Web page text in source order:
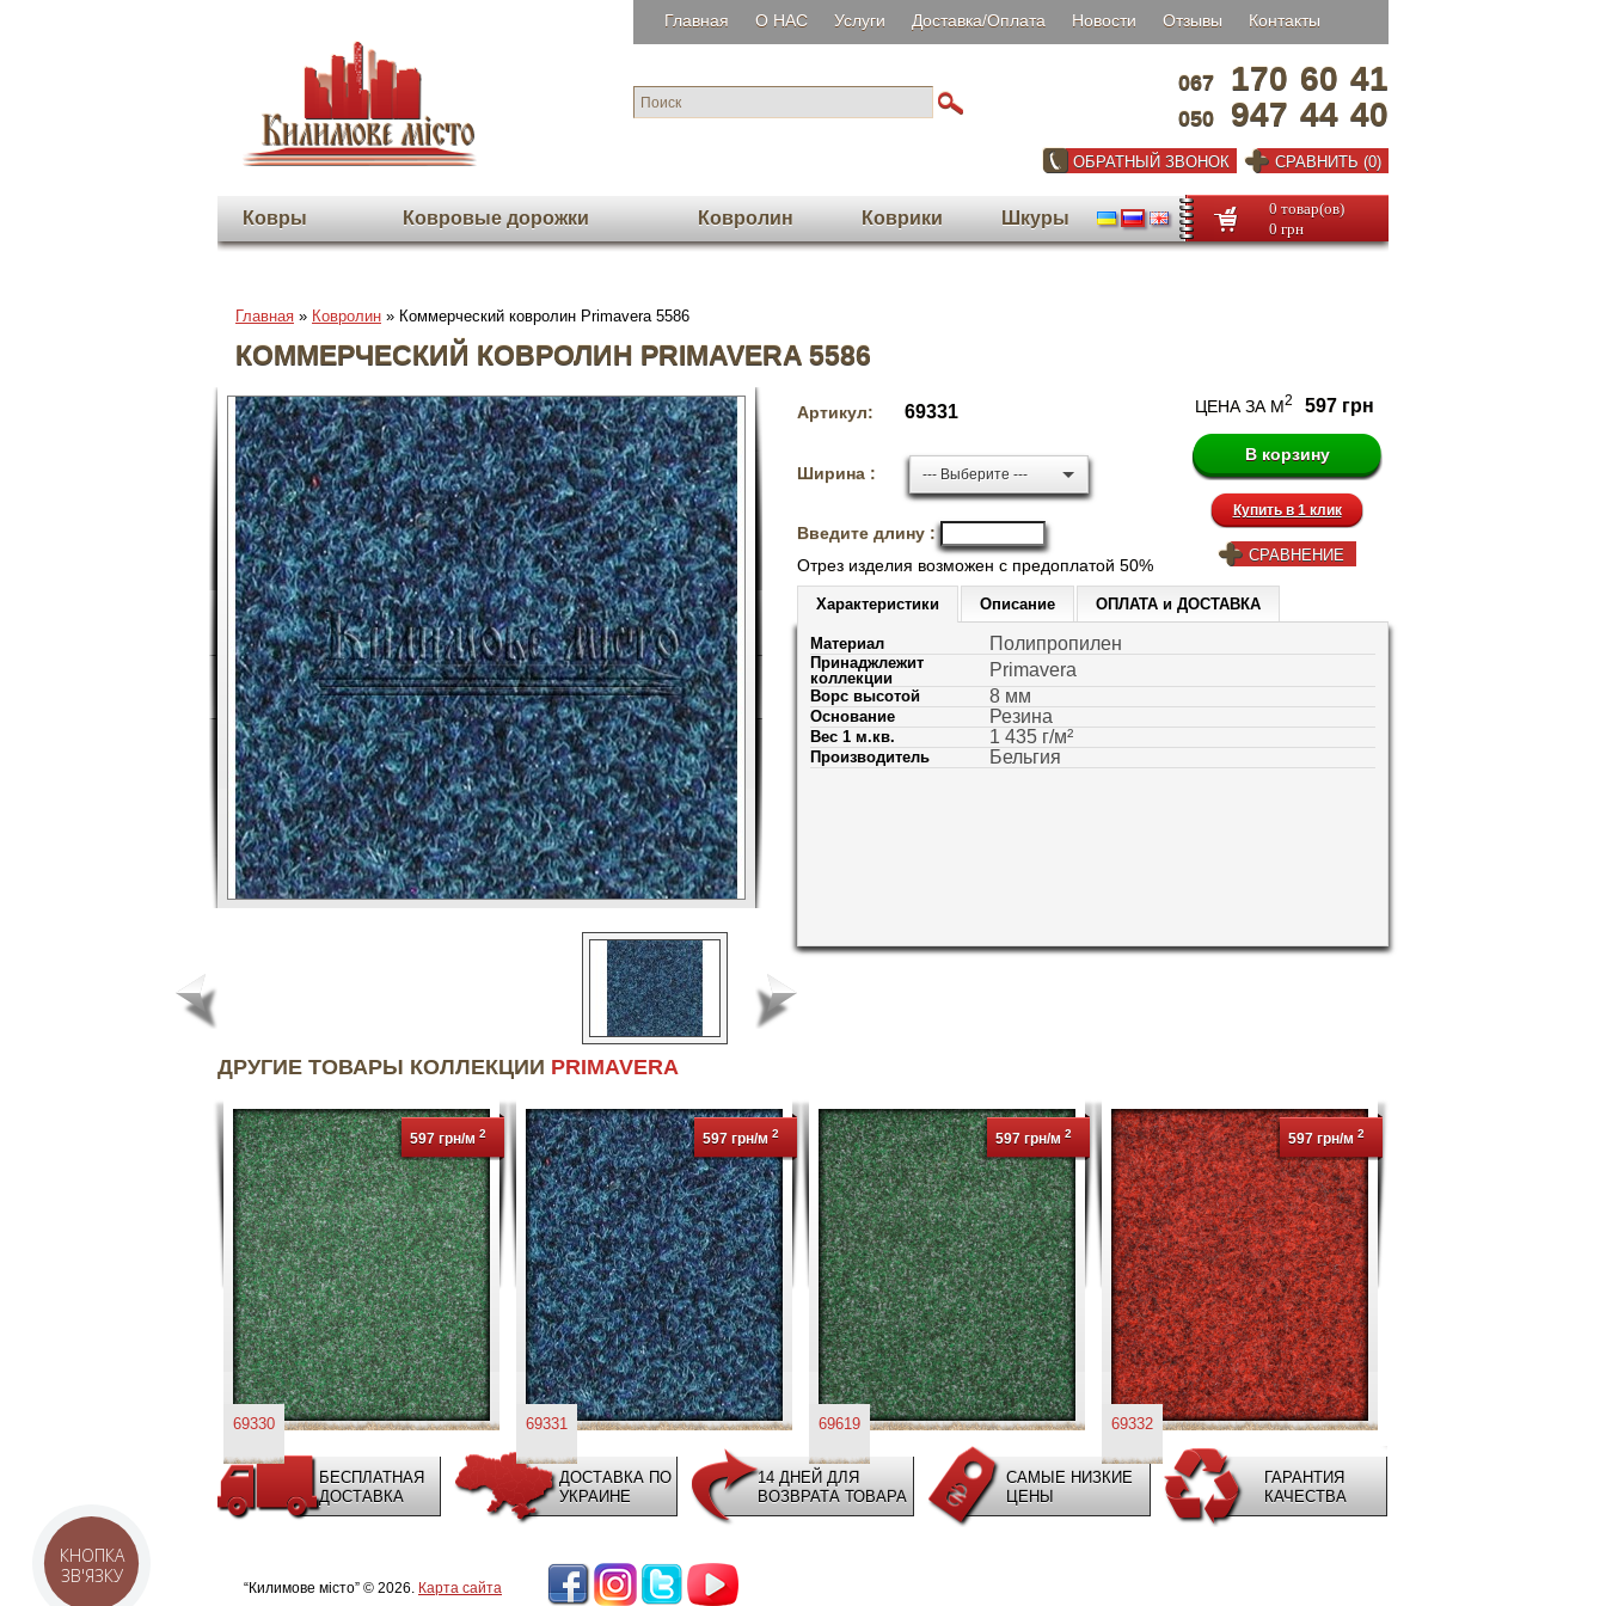
Главная О НАС Услуги Доставка/Оплата Новости Отзывы Контакты
067 170 60 41
050 947 44 40
ОБРАТНЫЙ ЗВОНОК СРАВНИТЬ (0)
Ковры Ковровые дорожки Ковролин Коврики Шкуры
0 товар(ов)
0 грн
Главная » Ковролин » Коммерческий ковролин Primavera 5586
КОММЕРЧЕСКИЙ КОВРОЛИН PRIMAVERA 5586
Во весь экран Артикул: 69331
Ширина : --- Выберите ---
Введите длину :
Отрез изделия возможен с предоплатой 50%
ЦЕНА ЗА М2 597 грн
Купить в 1 клик
СРАВНЕНИЕ
Характеристики Описание ОПЛАТА и ДОСТАВКА
Материал Полипропилен
Принаджлежит
коллекции
Primavera
Ворс высотой 8 мм
Основание Резина
Вес 1 м.кв. 1 435 г/м²
Производитель Бельгия
ДРУГИЕ ТОВАРЫ КОЛЛЕКЦИИ PRIMAVERA
597 грн/м 2
69330
597 грн/м 2
69331
597 грн/м 2
69619
597 грн/м 2
69332
БЕСПЛАТНАЯ
ДОСТАВКА
ДОСТАВКА ПО
УКРАИНЕ
14 ДНЕЙ ДЛЯ
ВОЗВРАТА ТОВАРА
САМЫЕ НИЗКИЕ
ЦЕНЫ
ГАРАНТИЯ
КАЧЕСТВА
“Килимове місто” © 2026. Карта сайта
КНОПКА
ЗВ'ЯЗКУ